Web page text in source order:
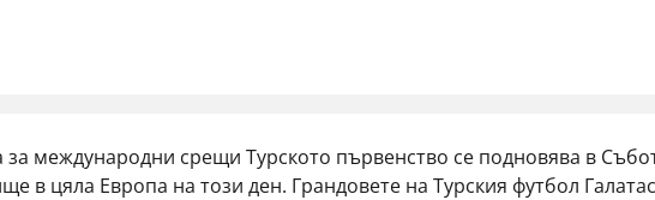
за международни срещи Турското първенство се подновява в
в цяла Европа на този ден. Грандовете на Турския футбол